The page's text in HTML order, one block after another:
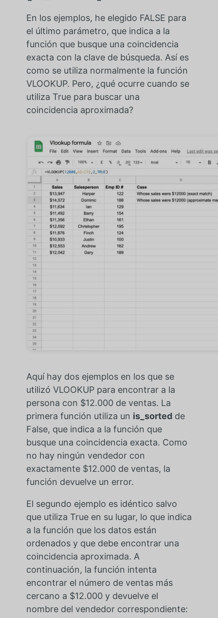
En los ejemplos, he elegido FALSE para
el último parámetro, que indica a la
función que busque una coincidencia
exacta con la clave de búsqueda. Así es
como se utiliza normalmente la función
VLOOKUP. Pero, ¿qué ocurre cuando se
utiliza True para buscar una
coincidencia aproximada?
Aquí hay dos ejemplos en los que se
utilizó VLOOKUP para encontrar a la
persona con $12.000 de ventas. La
primera función utiliza un is_sortedde
False, que indica a la función que
busque una coincidencia exacta. Como
no hay ningún vendedor con
exactamente $12.000 de ventas, la
función devuelve un error.
El segundo ejemplo es idéntico salvo
que utiliza True en su lugar, lo que indica
a la función que los datos están
ordenados y que debe encontrar una
coincidencia aproximada. A
continuación, la función intenta
encontrar el número de ventas más
cercano a $12.000 y devuelve el
nombre del vendedor correspondiente: